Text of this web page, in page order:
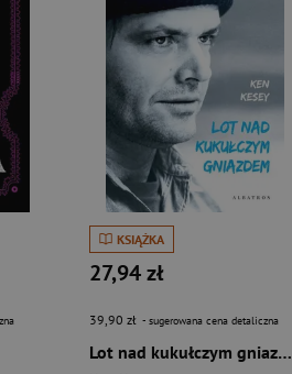
KSIĄŻKA
27,94 zł
39,90 zł - sugerowana cena detaliczna
Lot nad kukułczym gniazdem